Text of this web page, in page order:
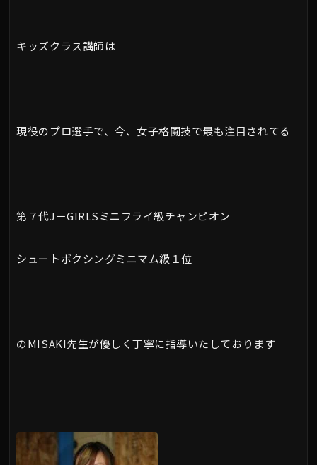
キッズクラス講師は
現役のプロ選手で、今、女子格闘技で最も注目されてる
第７代J－GIRLSミニフライ級チャンピオン
シュートボクシングミニマム級１位
のMISAKI先生が優しく丁寧に指導いたしております